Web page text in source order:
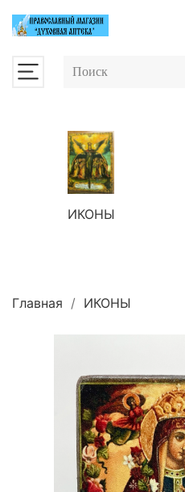
ИКОНЫ
Главная ИКОНЫ